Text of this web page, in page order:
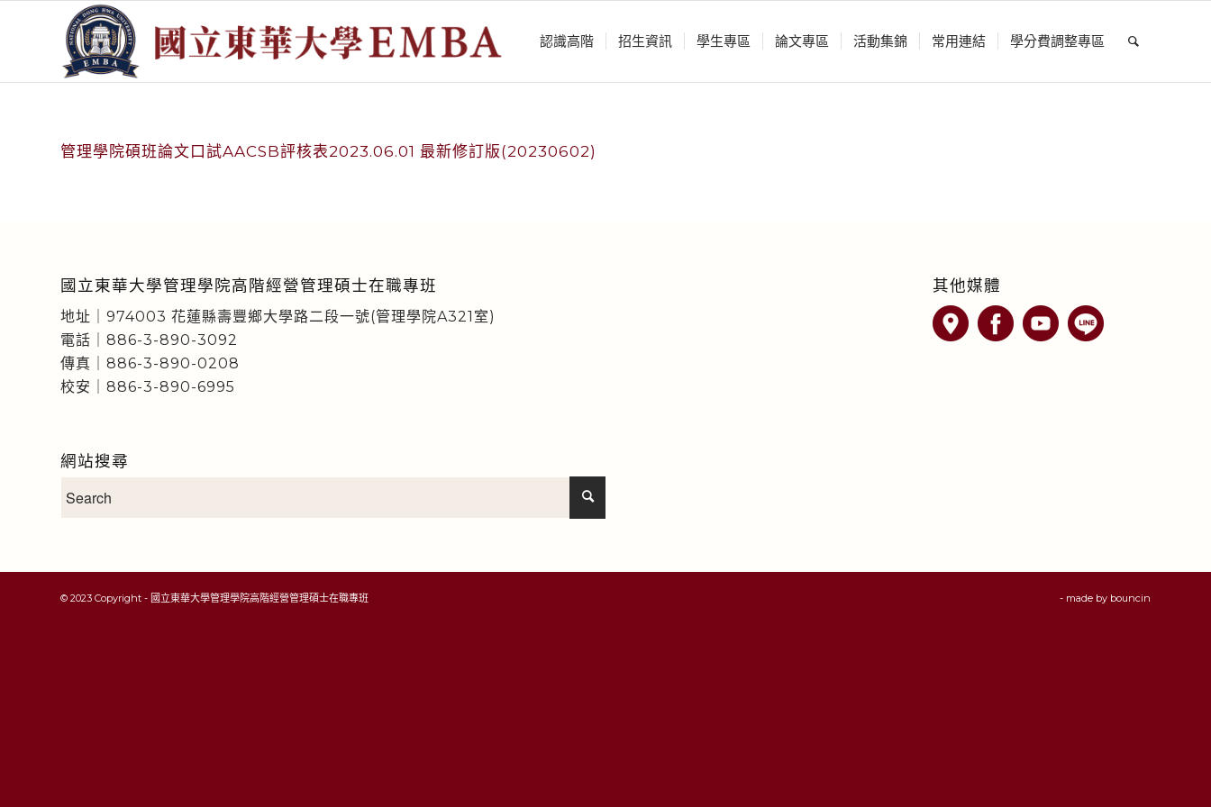
認識⾼階 招生資訊 學⽣專區 論⽂專區 活動集錦 常用連結 學分費調整專區
管理學院碩班論文口試AACSB評核表2023.06.01 最新修訂版(20230602)
國立東華大學管理學院高階經營管理碩士在職專班
地址｜974003 花蓮縣壽豐鄉大學路二段一號(管理學院A321室)
電話｜886-3-890-3092
傳真｜886-3-890-0208
校安｜886-3-890-6995
網站搜尋
其他媒體
© 2023 Copyright - 國立東華大學管理學院高階經營管理碩士在職專班 - made by bouncin